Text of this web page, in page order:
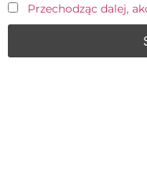
Przechodząc dalej,